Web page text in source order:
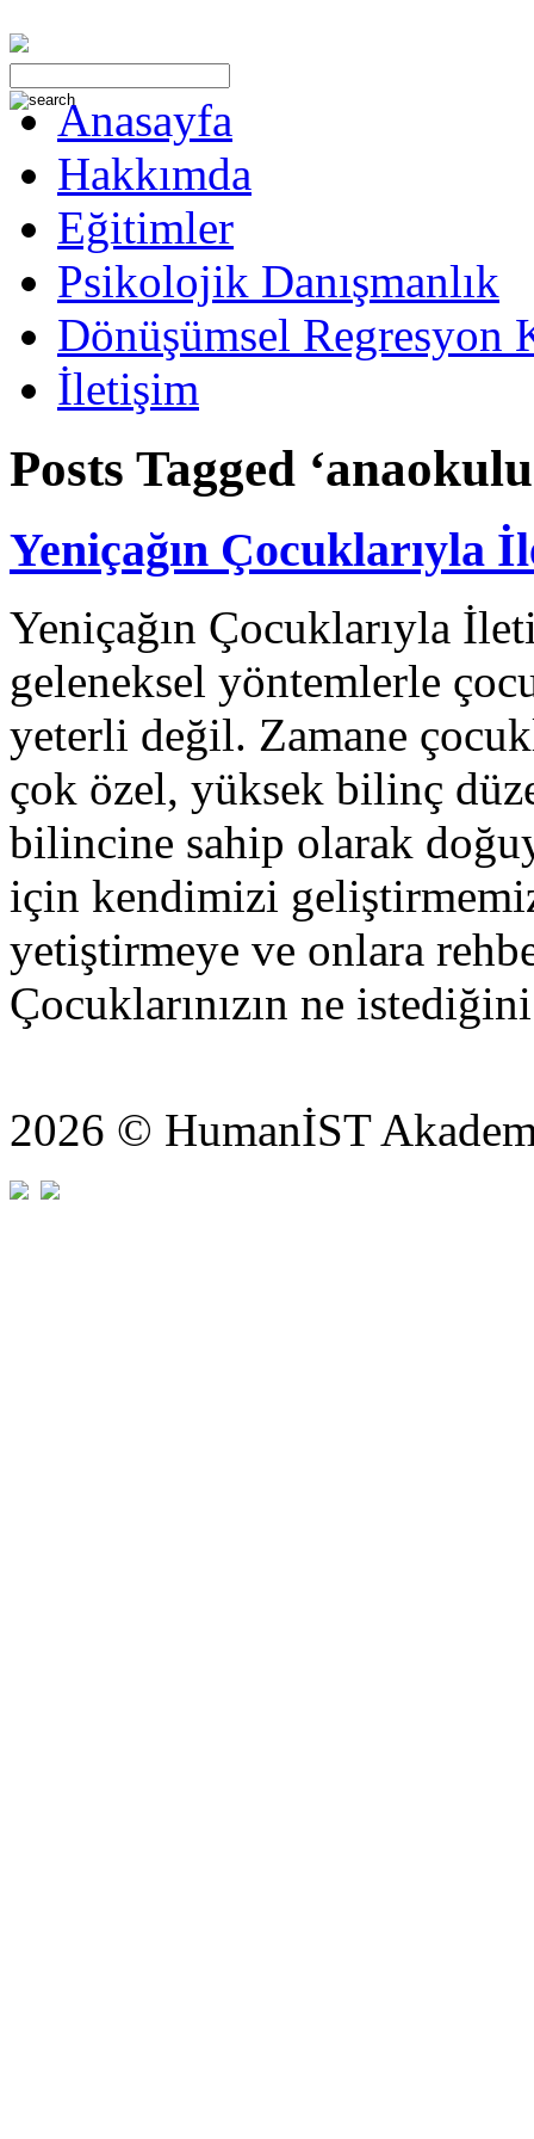
Anasayfa
Hakkımda
Eğitimler
Psikolojik Danışmanlık
Dönüşümsel Regresyon
İletişim
Posts Tagged
Yeniçağın Çocuklarıyla
Yeniçağın Çocuklarıyla
geleneksel yöntemlerle
yeterli değil. Zamane
çok özel, yüksek bilinç
bilincine sahip olarak
için kendimizi
yetiştirmeye ve onlara
Çocuklarınızın ne
2026 © HumanİST